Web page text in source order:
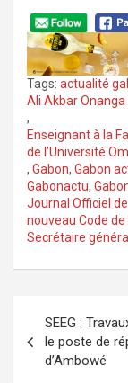
Tags: actualité
Ali Akbar Onanga
,
Enseignant à la
de l’Université
, Gabon, Gabon
Gabonactu,
Journal Officiel
nouveau Code
Secrétaire
de
l’article
SEEG :
le poste de
d’Ambowé